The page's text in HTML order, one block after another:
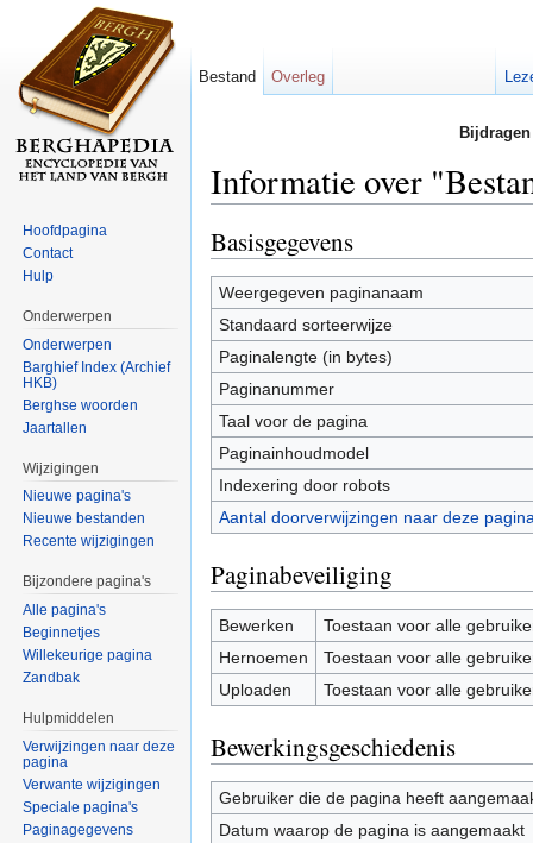
Informatie over
Basisgegevens
Weergegeven paginanaam
Standaard sorteerwijze
Paginalengte (in bytes)
Paginanummer
Taal voor de pagina
Paginainhoudmodel
Indexering door robots
Aantal doorverwijzingen naar deze
Paginabeveiliging
Bewerken
Toestaan voor alle
Hernoemen
Toestaan voor alle
Uploaden
Toestaan voor alle
Bewerkingsgeschiedenis
Gebruiker die de pagina heeft
Datum waarop de pagina is aangemaakt
Bestand Overleg
Hoofdpagina
Contact
Hulp
Onderwerpen
Onderwerpen
Barghief Index (Archief
HKB)
Berghse woorden
Jaartallen
Wijzigingen
Nieuwe pagina's
Nieuwe bestanden
Recente wijzigingen
Bijzondere pagina's
Alle pagina's
Beginnetjes
Willekeurige pagina
Zandbak
Hulpmiddelen
Verwijzingen naar deze
pagina
Verwante wijzigingen
Speciale pagina's
Paginagegevens